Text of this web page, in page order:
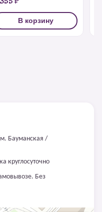
В корзину
Бауманская /
круглосуточно
Без